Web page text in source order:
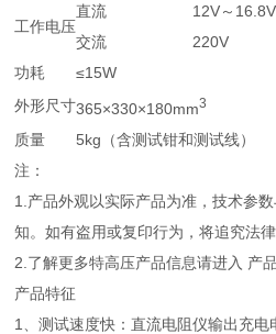
工作电压
直流
12V～16.8V
交流
220V
功耗
≤15W
外形尺寸365×330×180mm3
质量
5kg（含测试钳和测试线）
注：
1.产品外观以实际产品为准，技术参
知。如有盗用或复印行为，将追究法律
2.了解更多特高压产品信息请进入 产
产品特征
1、测试速度快：直流电阻仪输出充